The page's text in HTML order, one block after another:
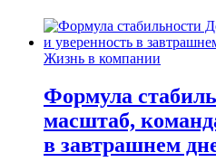
Жизнь в компании
Формула
масштаб,
в завтрашнем